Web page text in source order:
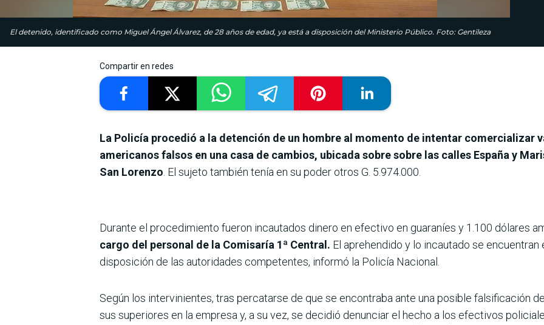
El detenido, identificado como Miguel Ángel Álvarez, de 28 años de edad, ya está a disposición del Ministerio Público. Foto: Gentileza
Compartir en redes
La Policía procedió a la detención de un hombre al momento de intentar comercializar
americanos falsos en una casa de cambios, ubicada sobre sobre las calles España y
San Lorenzo . El sujeto también tenía en su poder otros G. 5.974.000.
Durante el procedimiento fueron incautados dinero en efectivo en guaraníes y 1.100 dólares
cargo del personal de la Comisaría 1ª Central. El aprehendido y lo incautado se encuentran
disposición de las autoridades competentes, informó la Policía Nacional.
Según los intervinientes, tras percatarse de que se encontraba ante una posible falsificación
sus superiores en la empresa y, a su vez, se decidió denunciar el hecho a los efectivos